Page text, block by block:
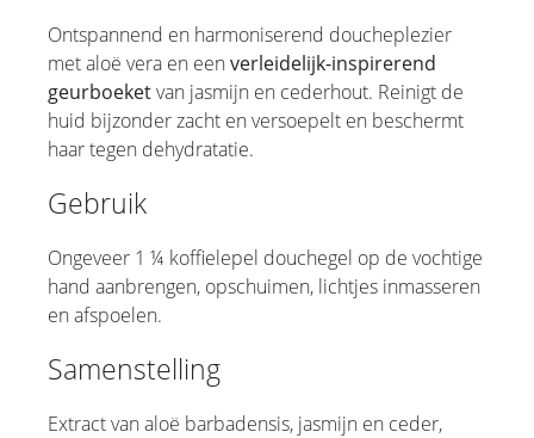
Ontspannend en harmoniserend doucheplezier
met aloë vera en eenverleidelijk-inspirerend
geurboeketvan jasmijn en cederhout. Reinigt de
huid bijzonder zacht en versoepelt en beschermt
haar tegen dehydratatie.
Gebruik
Ongeveer 1 ¼ koffielepel douchegel op de vochtige
hand aanbrengen, opschuimen, lichtjes inmasseren
en afspoelen.
Samenstelling
Extract van aloë barbadensis, jasmijn en ceder,